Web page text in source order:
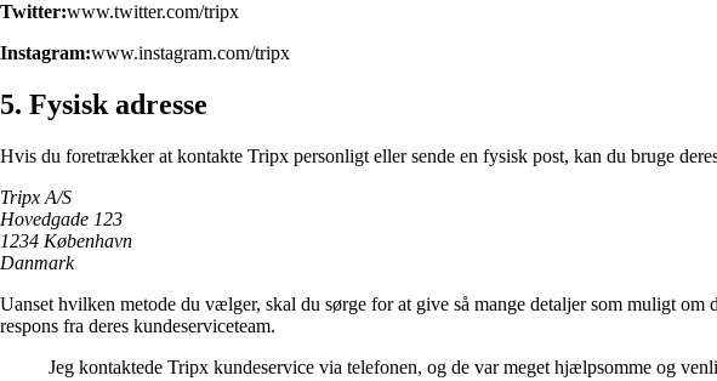
Twitter:www.twitter.com/tripx
Instagram:www.instagram.com/tripx
5. Fysisk adresse
Hvis du foretrækker at kontakte Tripx personligt eller sende en fysisk post, kan du bruge
Tripx A/S
Hovedgade 123
1234 København
Danmark
Uanset hvilken metode du vælger, skal du sørge for at give så mange detaljer som muligt
respons fra deres kundeserviceteam.
Jeg kontaktede Tripx kundeservice via telefonen, og de var meget hjælpsomme og